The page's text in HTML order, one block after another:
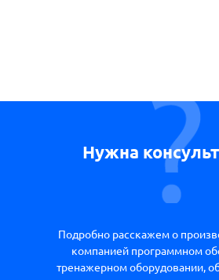
Нужна
Подробно расскажем о
компанией программном
тренажерном оборудовании,